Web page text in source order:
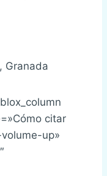
Granada
citar
up»